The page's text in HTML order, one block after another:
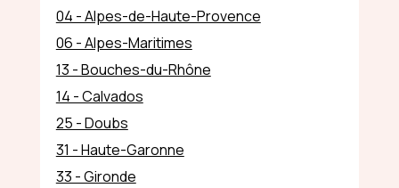
04 - Alpes-de-Haute-Provence
06 - Alpes-Maritimes
13 - Bouches-du-Rhône
14 - Calvados
25 - Doubs
31 - Haute-Garonne
33 - Gironde